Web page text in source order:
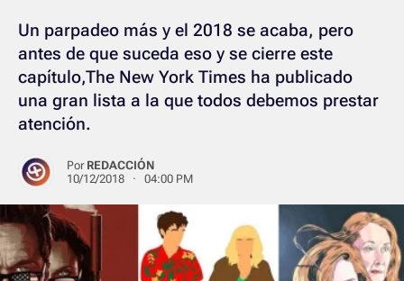
Un parpadeo más y el 2018 se acaba, pero
antes de que suceda eso y se cierre este
capítulo,The New York Times ha publicado
una gran lista a la que todos debemos prestar
atención.
Por REDACCIÓN
10/12/2018 · 04:00 PM